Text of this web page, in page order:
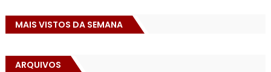
MAIS VISTOS DA SEMANA
ARQUIVOS